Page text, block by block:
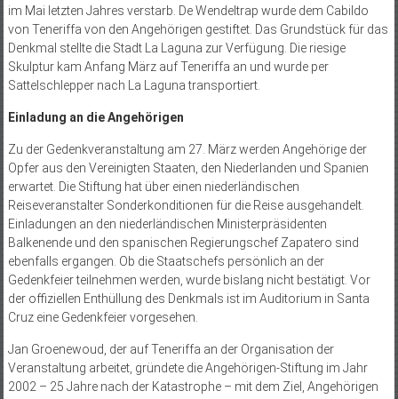
im Mai letzten Jahres verstarb. De Wendeltrap wurde dem Cabildo
von Teneriffa von den Angehörigen gestiftet. Das Grundstück für das
Denkmal stellte die Stadt La Laguna zur Verfügung. Die riesige
Skulptur kam Anfang März auf Teneriffa an und wurde per
Sattelschlepper nach La Laguna transportiert.
Einladung an die Angehörigen
Zu der Gedenkveranstaltung am 27. März werden Angehörige der
Opfer aus den Vereinigten Staaten, den Niederlanden und Spanien
erwartet. Die Stiftung hat über einen niederländischen
Reiseveranstalter Sonderkonditionen für die Reise ausgehandelt.
Einladungen an den niederländischen Ministerpräsidenten
Balkenende und den spanischen Regierungschef Zapatero sind
ebenfalls ergangen. Ob die Staatschefs persönlich an der
Gedenkfeier teilnehmen werden, wurde bislang nicht bestätigt. Vor
der offiziellen Enthüllung des Denkmals ist im Auditorium in Santa
Cruz eine Gedenkfeier vorgesehen.
Jan Groenewoud, der auf Teneriffa an der Organisation der
Veranstaltung arbeitet, gründete die Angehörigen-Stiftung im Jahr
2002 – 25 Jahre nach der Katastrophe – mit dem Ziel, Angehörigen